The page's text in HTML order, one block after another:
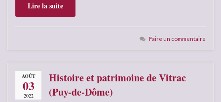
Lire la suite
Faire un commentaire
AOÛT
03
2022
Histoire et patrimoine de Vitrac
(Puy-de-Dôme)